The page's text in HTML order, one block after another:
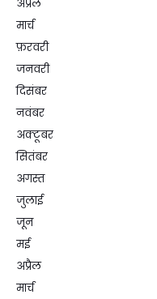
अप्रैल
मार्च
फ़रवरी
जनवरी
दिसंबर
नवंबर
अक्टूबर
सितंबर
अगस्त
जुलाई
जून
मई
अप्रैल
मार्च